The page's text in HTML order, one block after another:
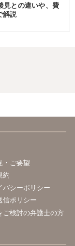
見との違いや、費
解説
・ご要望
約
バシーポリシー
信ポリシー
ご検討の弁護士の方